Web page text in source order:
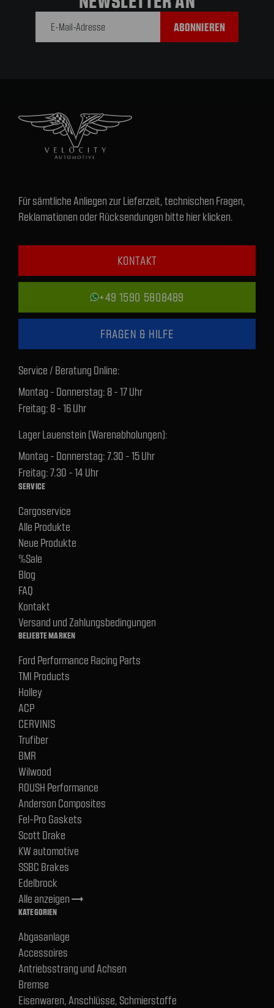
Für sämtliche Anliegen zur Lieferzeit, technischen Fragen,
Reklamationen oder Rücksendungen bitte hier klicken.
KONTAKT
+49 1590 5808489
FRAGEN & HILFE
Service / Beratung Online:
Montag - Donnerstag: 8 - 17 Uhr
Freitag: 8 - 16 Uhr
Lager Lauenstein (Warenabholungen):
Montag - Donnerstag: 7.30 - 15 Uhr
Freitag: 7.30 - 14 Uhr
SERVICE
Cargoservice
Alle Produkte
Neue Produkte
%Sale
Blog
FAQ
Kontakt
Versand und Zahlungsbedingungen
BELIEBTE MARKEN
Ford Performance Racing Parts
TMI Products
Holley
ACP
CERVINIS
Trufiber
BMR
Wilwood
ROUSH Performance
Anderson Composites
Fel-Pro Gaskets
Scott Drake
KW automotive
SSBC Brakes
Edelbrock
Alle anzeigentrending_flat
KATEGORIEN
Abgasanlage
Accessoires
Antriebsstrang und Achsen
Bremse
Eisenwaren, Anschlüsse, Schmierstoffe